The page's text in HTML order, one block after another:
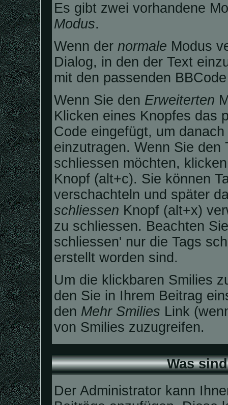
Es gibt zwei vorhandene
Modus.
Wenn der normale Modus
Dialog, in den der Text
mit den passenden
Wenn Sie den Erweiterten
Klicken eines Knopfes das
Code eingefügt, um
einzutragen. Wenn Sie den
schliessen möchten,
Knopf (alt+c). Sie können
verschachteln und später
schliessen Knopf (alt+x)
zu schliessen. Beachten
schliessen' nur die Tags
erstellt worden sind.
Um die klickbaren Smilies
den Sie in Ihrem Beitrag
den Mehr Smilies Link
von Smilies zuzugreifen.
Was
Der Administrator kann